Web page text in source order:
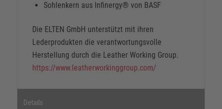
Sohlenkern aus Infinergy® von BASF
Die ELTEN GmbH unterstützt mit ihren
Lederprodukten die verantwortungsvolle
Herstellung durch die Leather Working Group.
https://www.leatherworkinggroup.com/
Details